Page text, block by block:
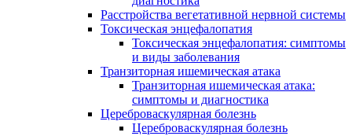
Расстройства вегетативной нервной системы
Токсическая энцефалопатия
Токсическая энцефалопатия: симптомы
и виды заболевания
Транзиторная ишемическая атака
Транзиторная ишемическая атака:
симптомы и диагностика
Цереброваскулярная болезнь
Цереброваскулярная болезнь